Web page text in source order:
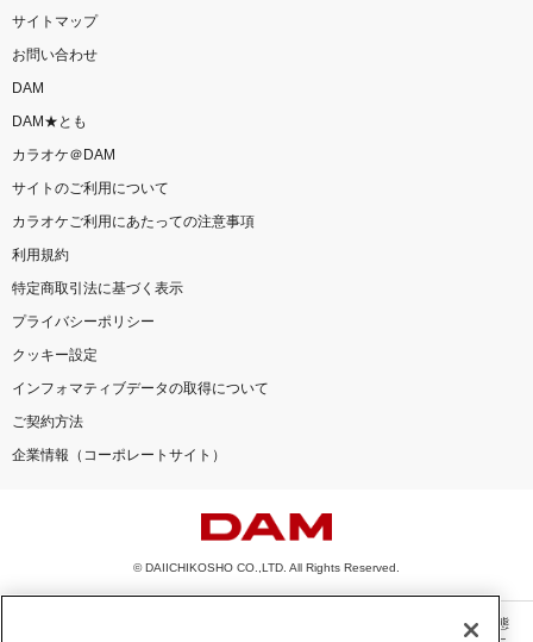
サイトマップ
お問い合わせ
DAM
DAM★とも
カラオケ＠DAM
サイトのご利用について
カラオケご利用にあたっての注意事項
利用規約
特定商取引法に基づく表示
プライバシーポリシー
クッキー設定
インフォマティブデータの取得について
ご契約方法
企業情報（コーポレートサイト）
© DAIICHIKOSHO CO.,LTD. All Rights Reserved.
このサイトに掲載されている一切の文章・画像・写真・動画・音声等を、手段や形態